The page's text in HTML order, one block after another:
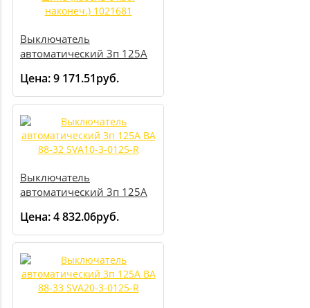
Выключатель
автоматический 3п 125А
20кА передн. подкл. Cu
шина (кабель с каб.
наконеч.) 1021681
Цена:9 171.51руб.
Выключатель
автоматический 3п 125А
Цена:4 832.06руб.